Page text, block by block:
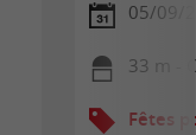
05/09/
33 m -
Fêtes